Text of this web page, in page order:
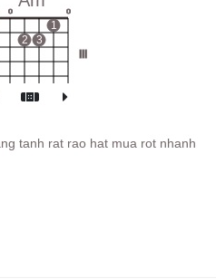
III
o
2 3
1
o
tanh rat rao hat mua rot nhanh